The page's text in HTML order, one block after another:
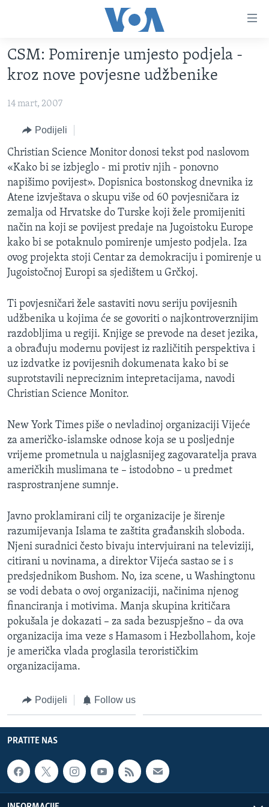
glavni
sadržaj
na
navigaciju
Idi
na
pretragu
FOTOGRAFIJE DANA
VIJESTI
SJEDINJENE AMERIČKE DRŽAVE
BOSNA I HERCEGOVINA
SVIJET
NAUKA I TEHNOLOGIJA
SPECIJALNI PROJEKTI
KORUPCIJA
SLOBODA MEDIJA
ŽENSKA STRANA
IZBJEGLIČKA STRANA
MAGAZIN
O GLASU AMERIKE
Learning English
PRATITE NAS
Jezici
CSM: Pomirenje umjesto podjela -
kroz nove povjesne udžbenike
14 mart, 2007
Podijeli
Christian Science Monitor donosi tekst pod naslovom
«Kako bi se izbjeglo - mi protiv njih - ponovno
napišimo povijest». Dopisnica bostonskog dnevnika iz
Atene izvještava o skupu više od 60 povjesničara iz
zemalja od Hrvatske do Turske koji žele promijeniti
način na koji se povijest predaje na Jugoistoku Europe
kako bi se potaknulo pomirenje umjesto podjela. Iza
ovog projekta stoji Centar za demokraciju i pomirenje u
Jugoistočnoj Europi sa sjedištem u Grčkoj.
Ti povjesničari žele sastaviti novu seriju povijesnih
udžbenika u kojima će se govoriti o najkontroverznijim
razdobljima u regiji. Knjige se prevode na deset jezika,
a obrađuju modernu povijest iz različitih perspektiva i
uz izdvatke iz povijesnih dokumenata kako bi se
suprotstavili nepreciznim intepretacijama, navodi
Christian Science Monitor.
New York Times piše o nevladinoj organizaciji Vijeće
za američko-islamske odnose koja se u posljednje
vrijeme prometnula u najglasnijeg zagovaratelja prava
američkih muslimana te – istodobno – u predmet
rasprostranjene sumnje.
Javno proklamirani cilj te organizacije je širenje
razumijevanja Islama te zaštita građanskih sloboda.
Njeni suradnici često bivaju intervjuirani na televiziji,
citirani u novinama, a direktor Vijeća sastao se i s
predsjednikom Bushom. No, iza scene, u Washingtonu
se vodi debata o ovoj organizaciji, načinima njenog
financiranja i motivima. Manja skupina kritičara
pokušala je dokazati – za sada bezuspješno – da ova
organizacija ima veze s Hamasom i Hezbollahom, koje
je američka vlada proglasila terorističkim
organizacijama.
Podijeli Follow us
PRATITE NAS